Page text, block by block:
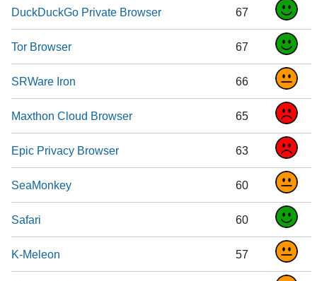
DuckDuckGo Private Browser 67
Tor Browser 67
SRWare Iron 66
Maxthon Cloud Browser 65
Epic Privacy Browser 63
SeaMonkey 60
Safari 60
K-Meleon 57